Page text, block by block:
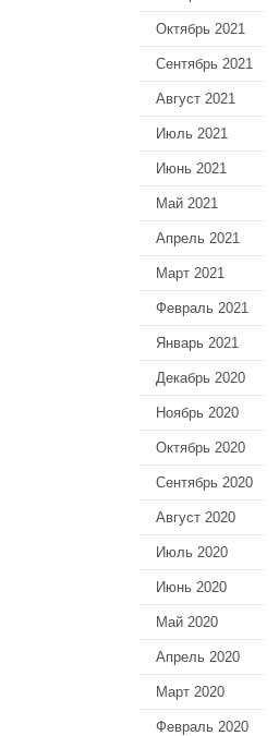
Октябрь 2021
Сентябрь 2021
Август 2021
Июль 2021
Июнь 2021
Май 2021
Апрель 2021
Март 2021
Февраль 2021
Январь 2021
Декабрь 2020
Ноябрь 2020
Октябрь 2020
Сентябрь 2020
Август 2020
Июль 2020
Июнь 2020
Май 2020
Апрель 2020
Март 2020
Февраль 2020